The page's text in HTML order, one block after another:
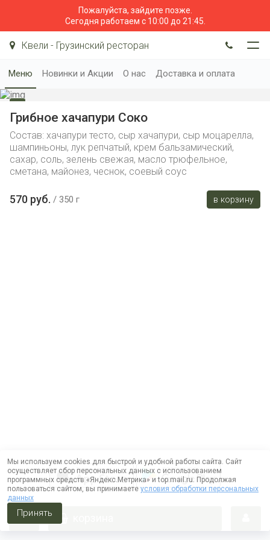
Пожалуйста, зайдите позже.
Сегодня работаем с 10:00 до 21:45.
Квели - Грузинский ресторан
Меню Новинки и Акции О нас Доставка и оплата
Грибное хачапури Соко
Состав: хачапури тесто, сыр хачапури, сыр моцарелла,
шампиньоны, лук репчатый, крем бальзамический,
сахар, соль, зелень свежая, масло трюфельное,
сметана, майонез, чеснок, соевый соус
570 руб. 350 г в корзину
Мы используем cookies для быстрой и удобной работы сайта. Сайт
осуществляет сбор персональных данных с использованием
программных средств «Яндекс.Метрика» и top.mail.ru. Продолжая
пользоваться сайтом, вы принимаете условия обработки персональных
данных
Принять